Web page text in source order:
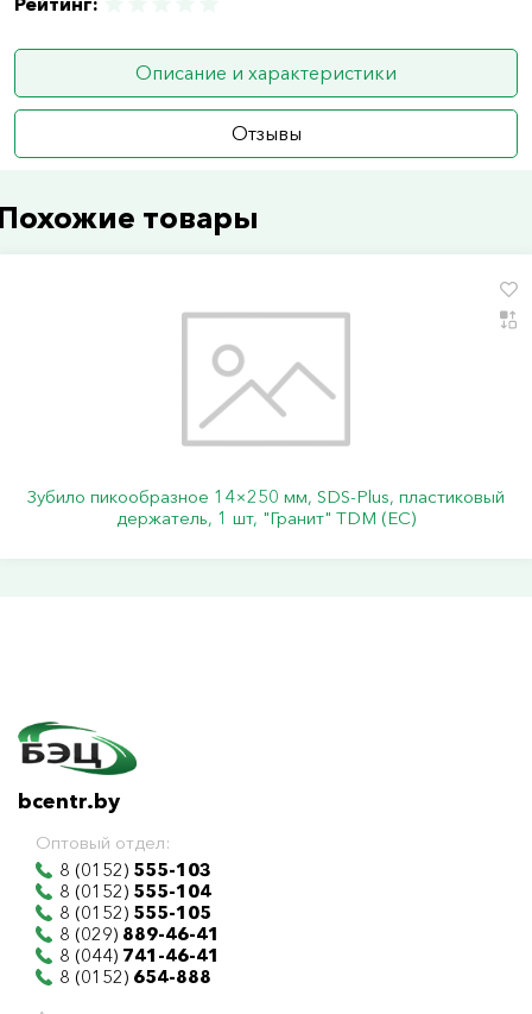
Описание и характеристики
Отзывы
товары
Зубило пикообразное 14×250 мм, SDS-Plus, пластиковый
держатель, 1 шт, "Гранит" TDM (ЕС)
bcentr.by
Оптовый отдел:
8 (0152) 555-103
8 (0152) 555-104
8 (0152) 555-105
8 (029) 889-46-41
8 (044) 741-46-41
8 (0152) 654-888